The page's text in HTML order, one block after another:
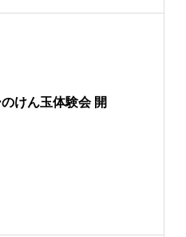
けん玉体験会 開